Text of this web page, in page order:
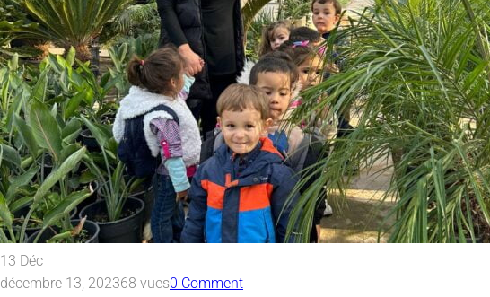
13 Déc
décembre 13, 202368 vues0 Comment